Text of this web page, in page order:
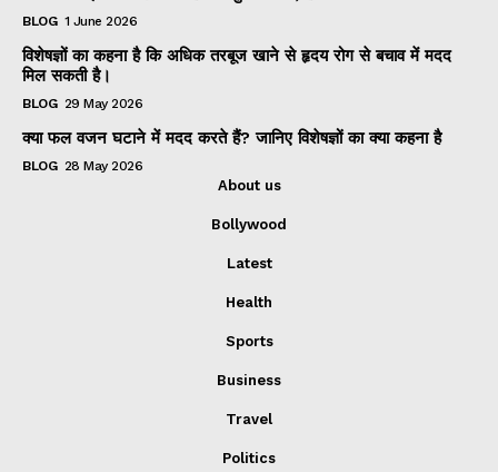
BLOG 1 June 2026
विशेषज्ञों का कहना है कि अधिक तरबूज खाने से हृदय रोग से बचाव में मदद
मिल सकती है।
BLOG 29 May 2026
क्या फल वजन घटाने में मदद करते हैं? जानिए विशेषज्ञों का क्या कहना है
BLOG 28 May 2026
About us
Bollywood
Latest
Health
Sports
Business
Travel
Politics